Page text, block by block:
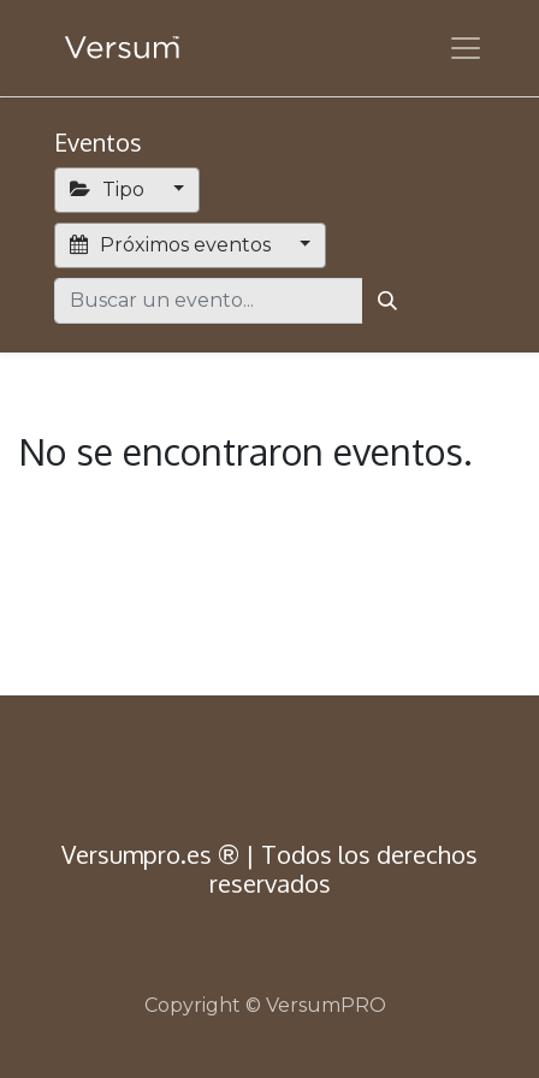
Eventos
Tipo
Próximos eventos
No se encontraron eventos.
Versumpro.es ® | Todos los derechos
reservados
Copyright © VersumPRO